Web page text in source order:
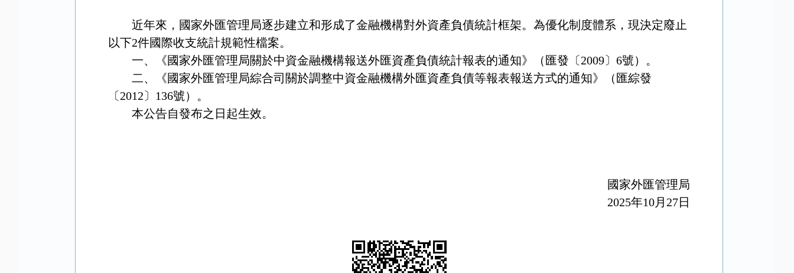
近年來，國家外匯管理局逐步建立和形成了金融機構對外資產負債統計框架。為優化制度體系，現決定廢止
以下2件國際收支統計規範性檔案。
一、《國家外匯管理局關於中資金融機構報送外匯資產負債統計報表的通知》（匯發〔2009〕 6號）。
二、《國家外匯管理局綜合司關於調整中資金融機構外匯資產負債等報表報送方式的通知》（匯綜發
〔2012〕 136號）。
本公告自發布之 日起生效。
國家外匯管理局
2025年10月 27日